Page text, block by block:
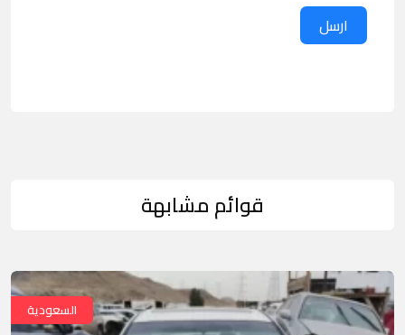
ارسل
قوائم مشابهة
السعودية